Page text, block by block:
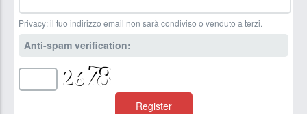
Privacy: il tuo indirizzo email non sarà condiviso o venduto a terzi.
Anti-spam verification: